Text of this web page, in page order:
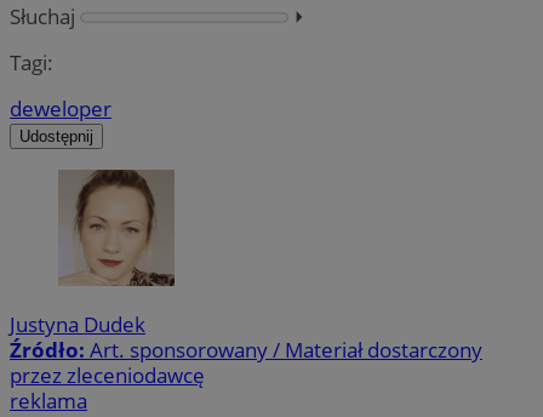
Słuchaj
⏵︎
Tagi:
deweloper
Udostępnij
Justyna Dudek
Źródło: Art. sponsorowany / Materiał dostarczony
przez zleceniodawcę
reklama